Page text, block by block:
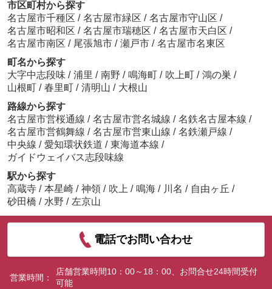
市区町村から探す
名古屋市千種区 / 名古屋市緑区 / 名古屋市守山区 /
名古屋市昭和区 / 名古屋市瑞穂区 / 名古屋市天白区 /
名古屋市南区 / 尾張旭市 / 瀬戸市 / 名古屋市名東区
町名から探す
大字中志段味 / 浦里 / 南野 / 鳴海町 / 吹上町 / 鴻の巣 /
山根町 / 春里町 / 清明山 / 大根山
路線から探す
名古屋市営桜通線 / 名古屋市営名城線 / 名鉄名古屋本線 /
名古屋市営鶴舞線 / 名古屋市営東山線 / 名鉄瀬戸線 /
中央線 / 愛知環状鉄道 / 東海道本線 /
ガイドウェイバス志段味線
駅から探す
高蔵寺 / 本星崎 / 神領 / 吹上 / 鳴海 / 川名 / 自由ヶ丘 /
砂田橋 / 水野 / 左京山
電話でお問い合わせ
営業時間：
店舗営業時間10：00～18：00、お問合せ24時間受付
可能